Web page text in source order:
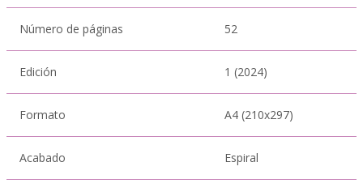
Número de páginas 52
Edición 1 (2024)
Formato A4 (210x297)
Acabado Espiral